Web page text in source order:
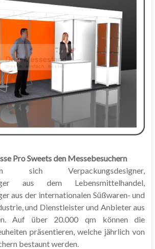
Pro Sweets den Messebesuchern
Verpackungsdesigner,
aus dem Lebensmittelhandel,
aus der internationalen Süßwaren- und
und Dienstleister und Anbieter aus
Auf über 20.000 qm können die
präsentieren, welche jährlich von
bestaunt werden.